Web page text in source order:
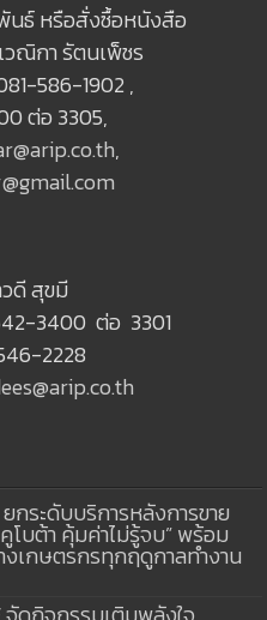
นธ์ หรือสั่งซื้อหนังสือ
ณิกา รัตนเพ็ชร
586-1902 ,
ต่อ 3305,
,
ดี สุขมี
3400 ต่อ 3301
2228
กระดับบริการหลังการขาย
โบต้า คุ้มค่าไม่รู้จบ” พร้อม
เกษตรกรทุกฤดูกาลทำงาน